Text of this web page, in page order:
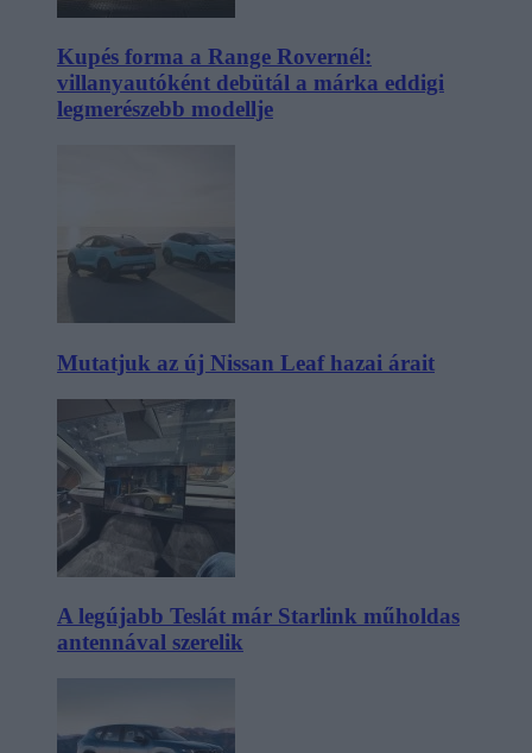
Kupés forma a Range Rovernél:
villanyautóként debütál a márka eddigi
legmerészebb modellje
Mutatjuk az új Nissan Leaf hazai árait
A legújabb Teslát már Starlink műholdas
antennával szerelik